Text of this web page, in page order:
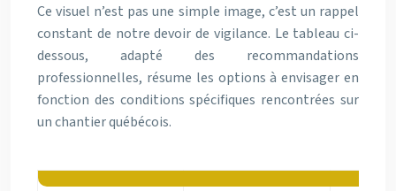
Ce visuel n’est pas une simple image, c’est un rappel
constant de notre devoir de vigilance. Le tableau ci-
dessous, adapté des recommandations
professionnelles, résume les options à envisager en
fonction des conditions spécifiques rencontrées sur
un chantier québécois.